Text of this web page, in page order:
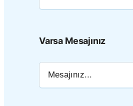
Varsa Mesajınız